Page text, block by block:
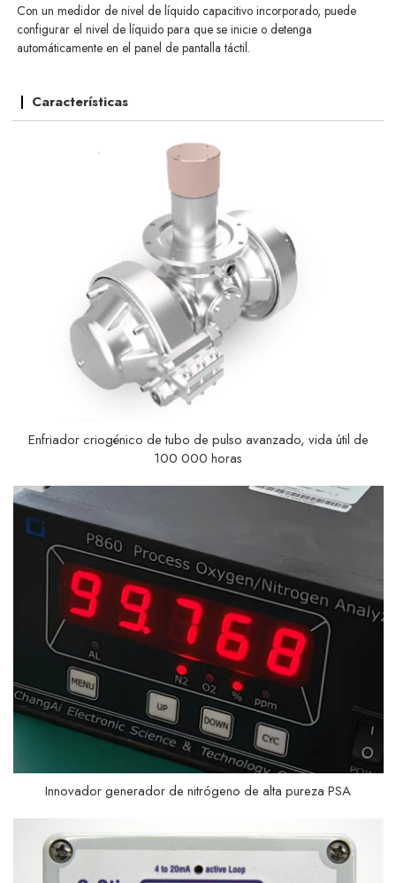
Con un medidor de nivel de líquido capacitivo incorporado, puede
configurar el nivel de líquido para que se inicie o detenga
automáticamente en el panel de pantalla táctil.
Características
Enfriador criogénico de tubo de pulso avanzado, vida útil de
100 000 horas
Innovador generador de nitrógeno de alta pureza PSA